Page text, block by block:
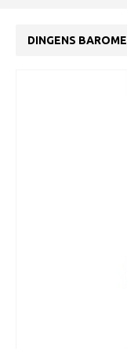
DINGENS